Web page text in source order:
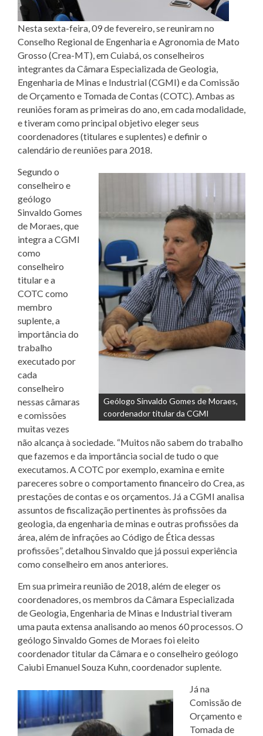
Nesta sexta-feira, 09 de fevereiro, se reuniram no
Conselho Regional de Engenharia e Agronomia de Mato
Grosso (Crea-MT), em Cuiabá, os conselheiros
integrantes da Câmara Especializada de Geologia,
Engenharia de Minas e Industrial (CGMI) e da Comissão
de Orçamento e Tomada de Contas (COTC). Ambas as
reuniões foram as primeiras do ano, em cada modalidade,
e tiveram como principal objetivo eleger seus
coordenadores (titulares e suplentes) e definir o
calendário de reuniões para 2018.
Geólogo Sinvaldo Gomes de Moraes,
coordenador titular da CGMI
Segundo o
conselheiro e
geólogo
Sinvaldo Gomes
de Moraes, que
integra a CGMI
como
conselheiro
titular e a
COTC como
membro
suplente, a
importância do
trabalho
executado por
cada
conselheiro
nessas câmaras
e comissões
muitas vezes
não alcança à sociedade. “Muitos não sabem do trabalho
que fazemos e da importância social de tudo o que
executamos. A COTC por exemplo, examina e emite
pareceres sobre o comportamento financeiro do Crea, as
prestações de contas e os orçamentos. Já a CGMI analisa
assuntos de fiscalização pertinentes às profissões da
geologia, da engenharia de minas e outras profissões da
área, além de infrações ao Código de Ética dessas
profissões”, detalhou Sinvaldo que já possui experiência
como conselheiro em anos anteriores.
Em sua primeira reunião de 2018, além de eleger os
coordenadores, os membros da Câmara Especializada
de Geologia, Engenharia de Minas e Industrial tiveram
uma pauta extensa analisando ao menos 60 processos. O
geólogo Sinvaldo Gomes de Moraes foi eleito
coordenador titular da Câmara e o conselheiro geólogo
Caiubi Emanuel Souza Kuhn, coordenador suplente.
Já na
Comissão de
Orçamento e
Tomada de